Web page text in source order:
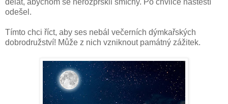
dělat, abychom se nerozprskli smíchy. Po chvilce naštěstí
odešel.
Tímto chci říct, aby ses nebál večerních dýmkařských
dobrodružství! Může z nich vzniknout památný zážitek.